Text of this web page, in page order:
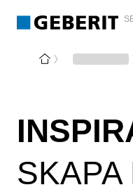
SKAPA